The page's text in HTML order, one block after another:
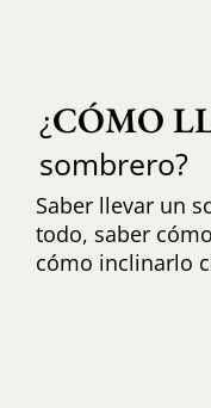
¿CÓMO
sombrero?
Saber llevar un
todo, saber
cómo inclinarlo